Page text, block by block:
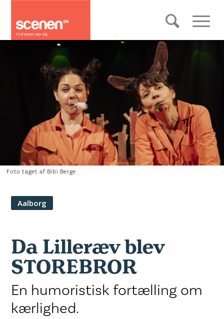
Foto taget af Bibi Berge
Aalborg
Da Lilleræv blev
STOREBROR
En humoristisk fortælling om
kærlighed.